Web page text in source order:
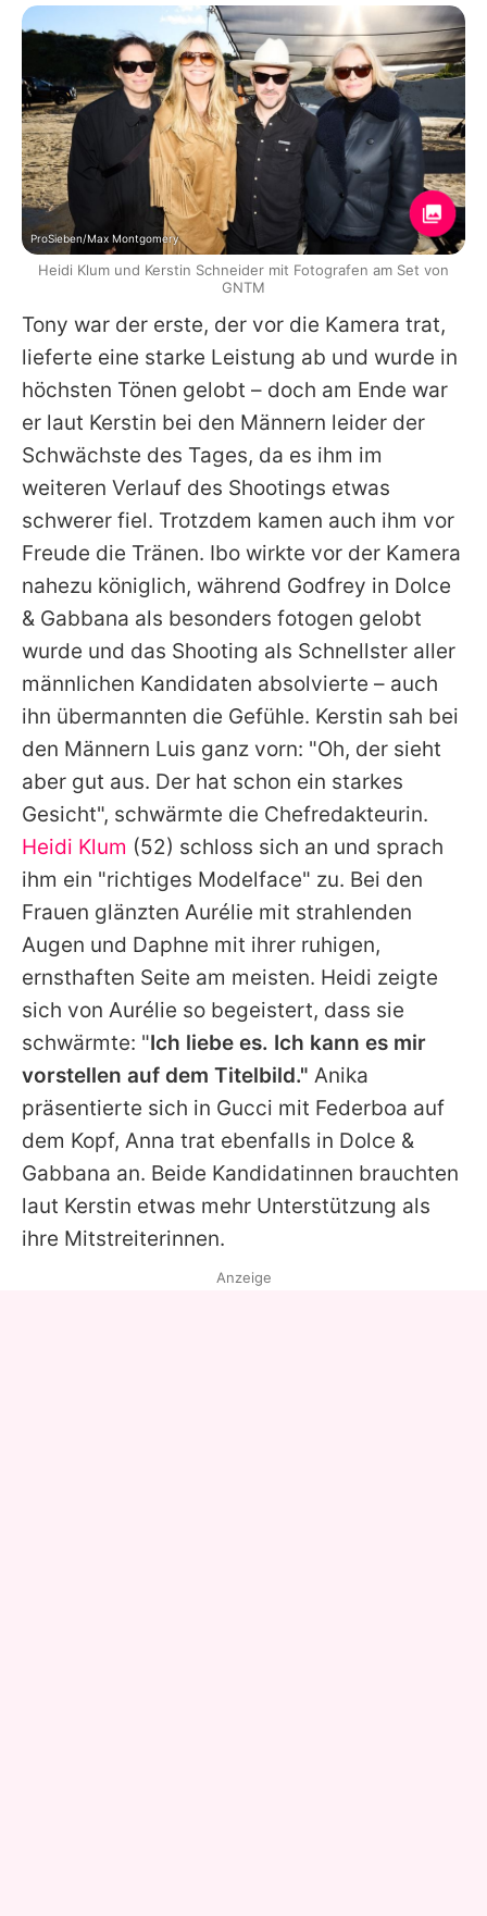
Tony war der erste, der vor die Kamera trat,
lieferte eine starke Leistung ab und wurde in
höchsten Tönen gelobt – doch am Ende war
er laut Kerstin bei den Männern leider der
Schwächste des Tages, da es ihm im
weiteren Verlauf des Shootings etwas
schwerer fiel. Trotzdem kamen auch ihm vor
Freude die Tränen. Ibo wirkte vor der Kamera
nahezu königlich, während Godfrey in Dolce
& Gabbana als besonders fotogen gelobt
wurde und das Shooting als Schnellster aller
männlichen Kandidaten absolvierte – auch
ihn übermannten die Gefühle. Kerstin sah bei
den Männern Luis ganz vorn: "Oh, der sieht
aber gut aus. Der hat schon ein starkes
Gesicht", schwärmte die Chefredakteurin.
Heidi Klum (52) schloss sich an und sprach
ihm ein "richtiges Modelface" zu. Bei den
Frauen glänzten Aurélie mit strahlenden
Augen und Daphne mit ihrer ruhigen,
ernsthaften Seite am meisten. Heidi zeigte
sich von Aurélie so begeistert, dass sie
schwärmte: "Ich liebe es. Ich kann es mir
vorstellen auf dem Titelbild." Anika
präsentierte sich in Gucci mit Federboa auf
dem Kopf, Anna trat ebenfalls in Dolce &
Gabbana an. Beide Kandidatinnen brauchten
laut Kerstin etwas mehr Unterstützung als
ihre Mitstreiterinnen.
ProSieben/Max Montgomery
Heidi Klum und Kerstin Schneider mit Fotografen am Set von
GNTM
Anzeige